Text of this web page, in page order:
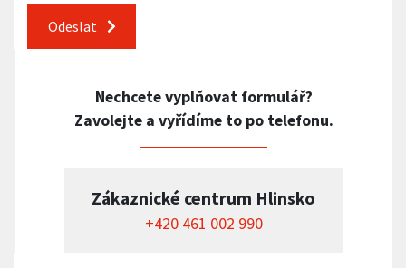
Odeslat
Nechcete vyplňovat formulář?
Zavolejte a vyřídíme to po telefonu.
Zákaznické centrum Hlinsko
+420 461 002 990